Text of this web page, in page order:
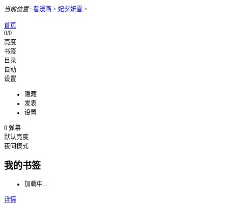
当前位置: 看漫画 > 妃夕妍雪 >
首页
0/0
亮度
书签
目录
自动
设置
隐藏
发表
设置
0 弹幕
默认亮度
夜间模式
我的书签
加载中...
详情